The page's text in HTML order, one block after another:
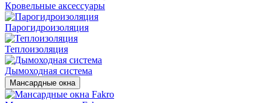
Кровельные аксессуары
Парогидроизоляция
Теплоизоляция
Дымоходная система
Мансардные окна